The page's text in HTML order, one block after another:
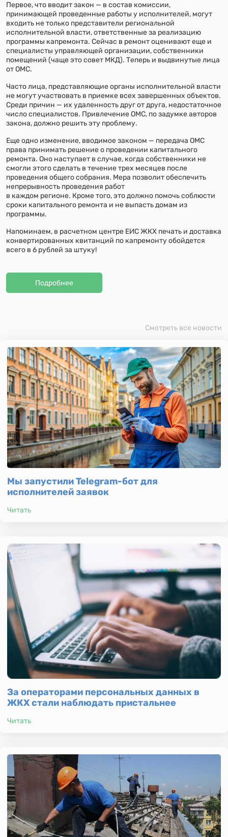
Первое, что вводит закон — в состав комиссии,
принимающей проведенные работы у исполнителей, могут
входить не только представители региональной
исполнительной власти, ответственные за реализацию
программы капремонта. Сейчас в ремонт оценивают еще и
специалисты управляющей организации, собственники
помещений (чаще это совет МКД). Теперь и выдвинутые лица
от ОМС.
Часто лица, представляющие органы исполнительной власти
не могут участвовать в приемке всех завершенных объектов.
Среди причин — их удаленность друг от друга, недостаточное
число специалистов. Привлечение ОМС, по задумке авторов
закона, должно решить эту проблему.
Еще одно изменение, вводимое законом — передача ОМС
права принимать решение о проведении капитального
ремонта. Оно наступает в случае, когда собственники не
смогли этого сделать в течение трех месяцев после
проведения общего собрания. Мера позволит обеспечить
непрерывность проведения работ
в каждом регионе. Кроме того, это должно помочь соблюсти
сроки капитального ремонта и не выпасть домам из
программы.
Напоминаем, в расчетном центре ЕИС ЖКХ печать и доставка
конвертированных квитанций по капремонту обойдется
всего в 6 рублей за штуку!
Подробнее
Смотреть все новости
Мы запустили Telegram-бот для
исполнителей заявок
Читать
За операторами персональных данных в
ЖКХ стали наблюдать пристальнее
Читать